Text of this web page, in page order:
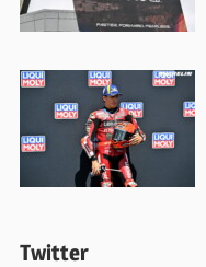
Twitter